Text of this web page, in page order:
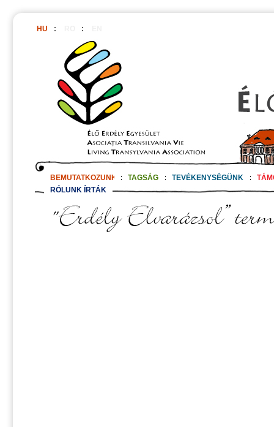
HU : :
BEMUTATKOZUNK : TAGSÁG : TEVÉKENYSÉGÜNK :
RÓLUNK ÍRTÁK